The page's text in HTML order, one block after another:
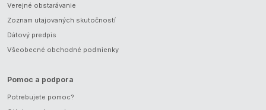
Verejné obstarávanie
Zoznam utajovaných skutočností
Dátový predpis
Všeobecné obchodné podmienky
Pomoc a podpora
Potrebujete pomoc?